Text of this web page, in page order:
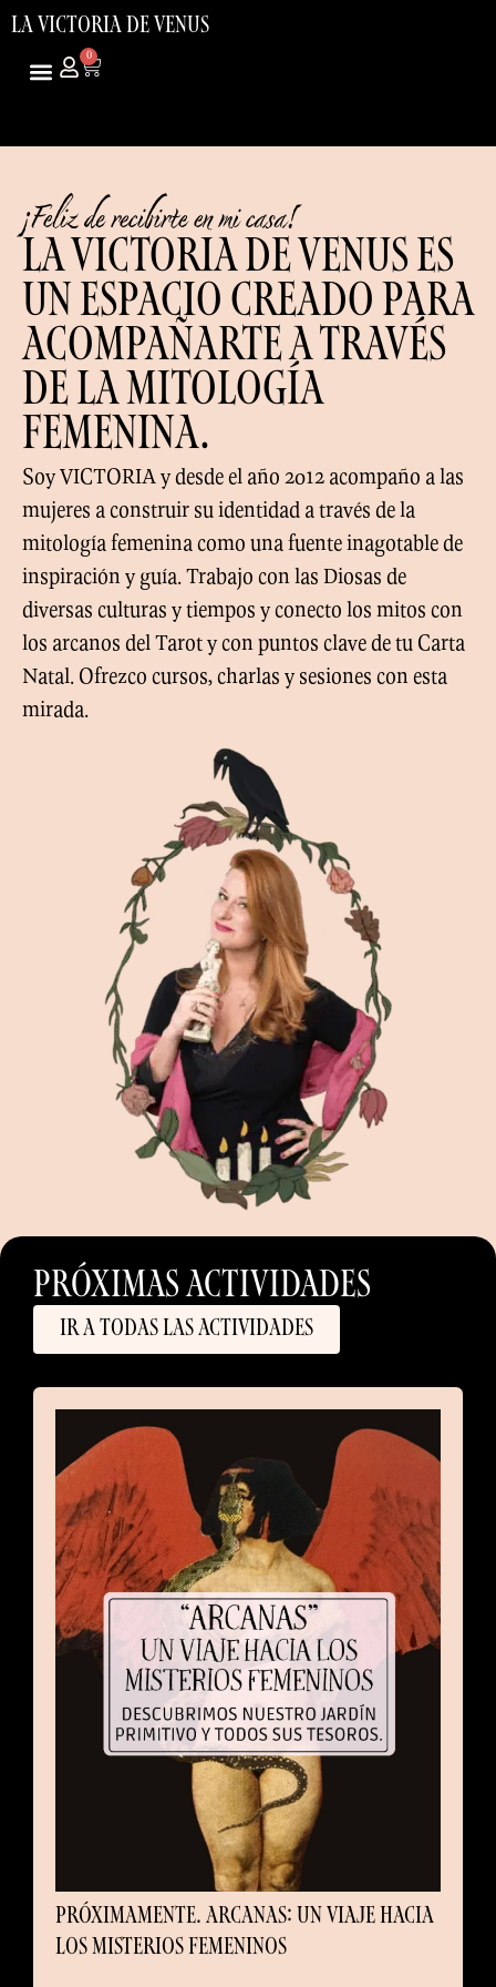
LA VICTORIA DE VENUS
0
LA VICTORIA DE VENUS ES
un espacio creado para
acompaÑARTE A TRAVÉS
DE LA mitología
FEMENINA.
Soy VICTORIA y desde el año 2012 acompaño a las
mujeres a construir su identidad a través de la
mitología femenina como una fuente inagotable de
inspiración y guía. Trabajo con las Diosas de
diversas culturas y tiempos y conecto los mitos con
los arcanos del Tarot y con puntos clave de tu Carta
Natal. Ofrezco cursos, charlas y sesiones con esta
mirada.
¡Feliz de recibirte en mi casa!
PRÓXIMAS ACTIVIDADES
Ir a todas las actividades
PRÓXIMAMENTE. ARCANAS: UN VIAJE HACIA
LOS MISTERIOS FEMENINOS